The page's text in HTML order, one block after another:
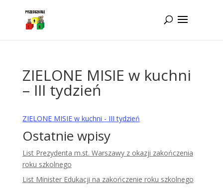
ZIELONE MISIE w kuchni
– III tydzień
ZIELONE MISIE w kuchni - III tydzień
Ostatnie wpisy
List Prezydenta m.st. Warszawy z okazji zakończenia
roku szkolnego
List Minister Edukacji na zakończenie roku szkolnego